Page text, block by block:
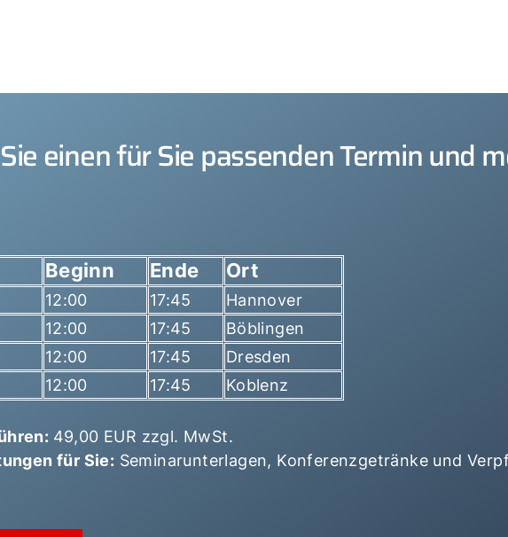
einen für Sie passenden Termin und
Beginn Ende Ort
12:00 17:45
Hannover
12:00 17:45
Böblingen
12:00 17:45
Dresden
12:00 17:45 Koblenz
49,00 EUR zzgl. MwSt.
für Sie: Seminarunterlagen, Konferenzgetränke und